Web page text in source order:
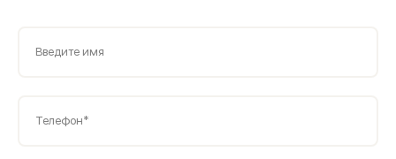
Введите имя
Телефон*